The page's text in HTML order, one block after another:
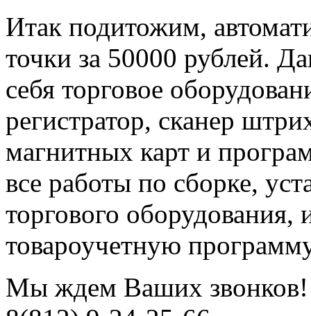
Итак подитожим,
точки за 50000 рублей.
себя торговое
регистратор, сканер
магнитных карт и
все работы по сборке,
торгового
товароучетную
Мы ждем Ваших звонков!